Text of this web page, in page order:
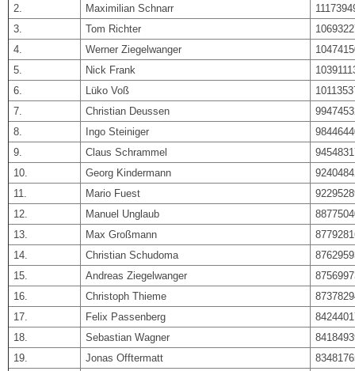
2.
Maximilian Schnarr
3.
Tom Richter
4.
Werner Ziegelwanger
5.
Nick Frank
6.
Lüko Voß
7.
Christian Deussen
8.
Ingo Steiniger
9.
Claus Schrammel
10.
Georg Kindermann
11.
Mario Fuest
12.
Manuel Unglaub
13.
Max Großmann
14.
Christian Schudoma
15.
Andreas Ziegelwanger
16.
Christoph Thieme
17.
Felix Passenberg
18.
Sebastian Wagner
19.
Jonas Offtermatt